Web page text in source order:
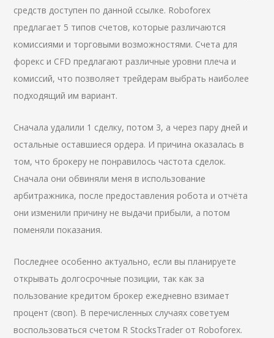
средств доступен по данной ссылке. Roboforex
предлагает 5 типов счетов, которые различаются
комиссиями и торговыми возможностями. Счета для
форекс и CFD предлагают различные уровни плеча и
комиссий, что позволяет трейдерам выбрать наиболее
подходящий им вариант.
Сначала удалили 1 сделку, потом 3, а через пару дней и
остальные оставшиеся ордера. И причина оказалась в
том, что брокеру не понравилось частота сделок.
Сначала они обвиняли меня в использование
арбитражника, после предоставления робота и отчёта
они изменили причину не выдачи прибыли, а потом
поменяли показания.
Последнее особенно актуально, если вы планируете
открывать долгосрочные позиции, так как за
пользование кредитом брокер ежедневно взимает
процент (своп). В перечисленных случаях советуем
воспользоваться счетом R StocksTrader от Roboforex.